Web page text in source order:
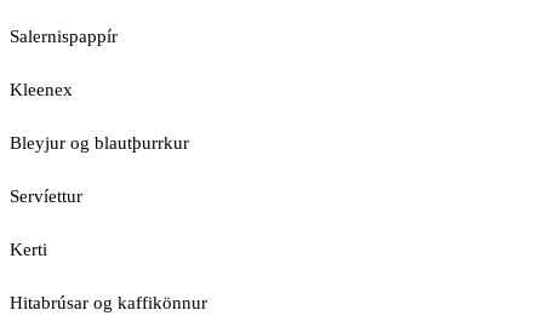
Salernispappír
Kleenex
Bleyjur og blautþurrkur
Servíettur
Kerti
Hitabrúsar og kaffikönnur